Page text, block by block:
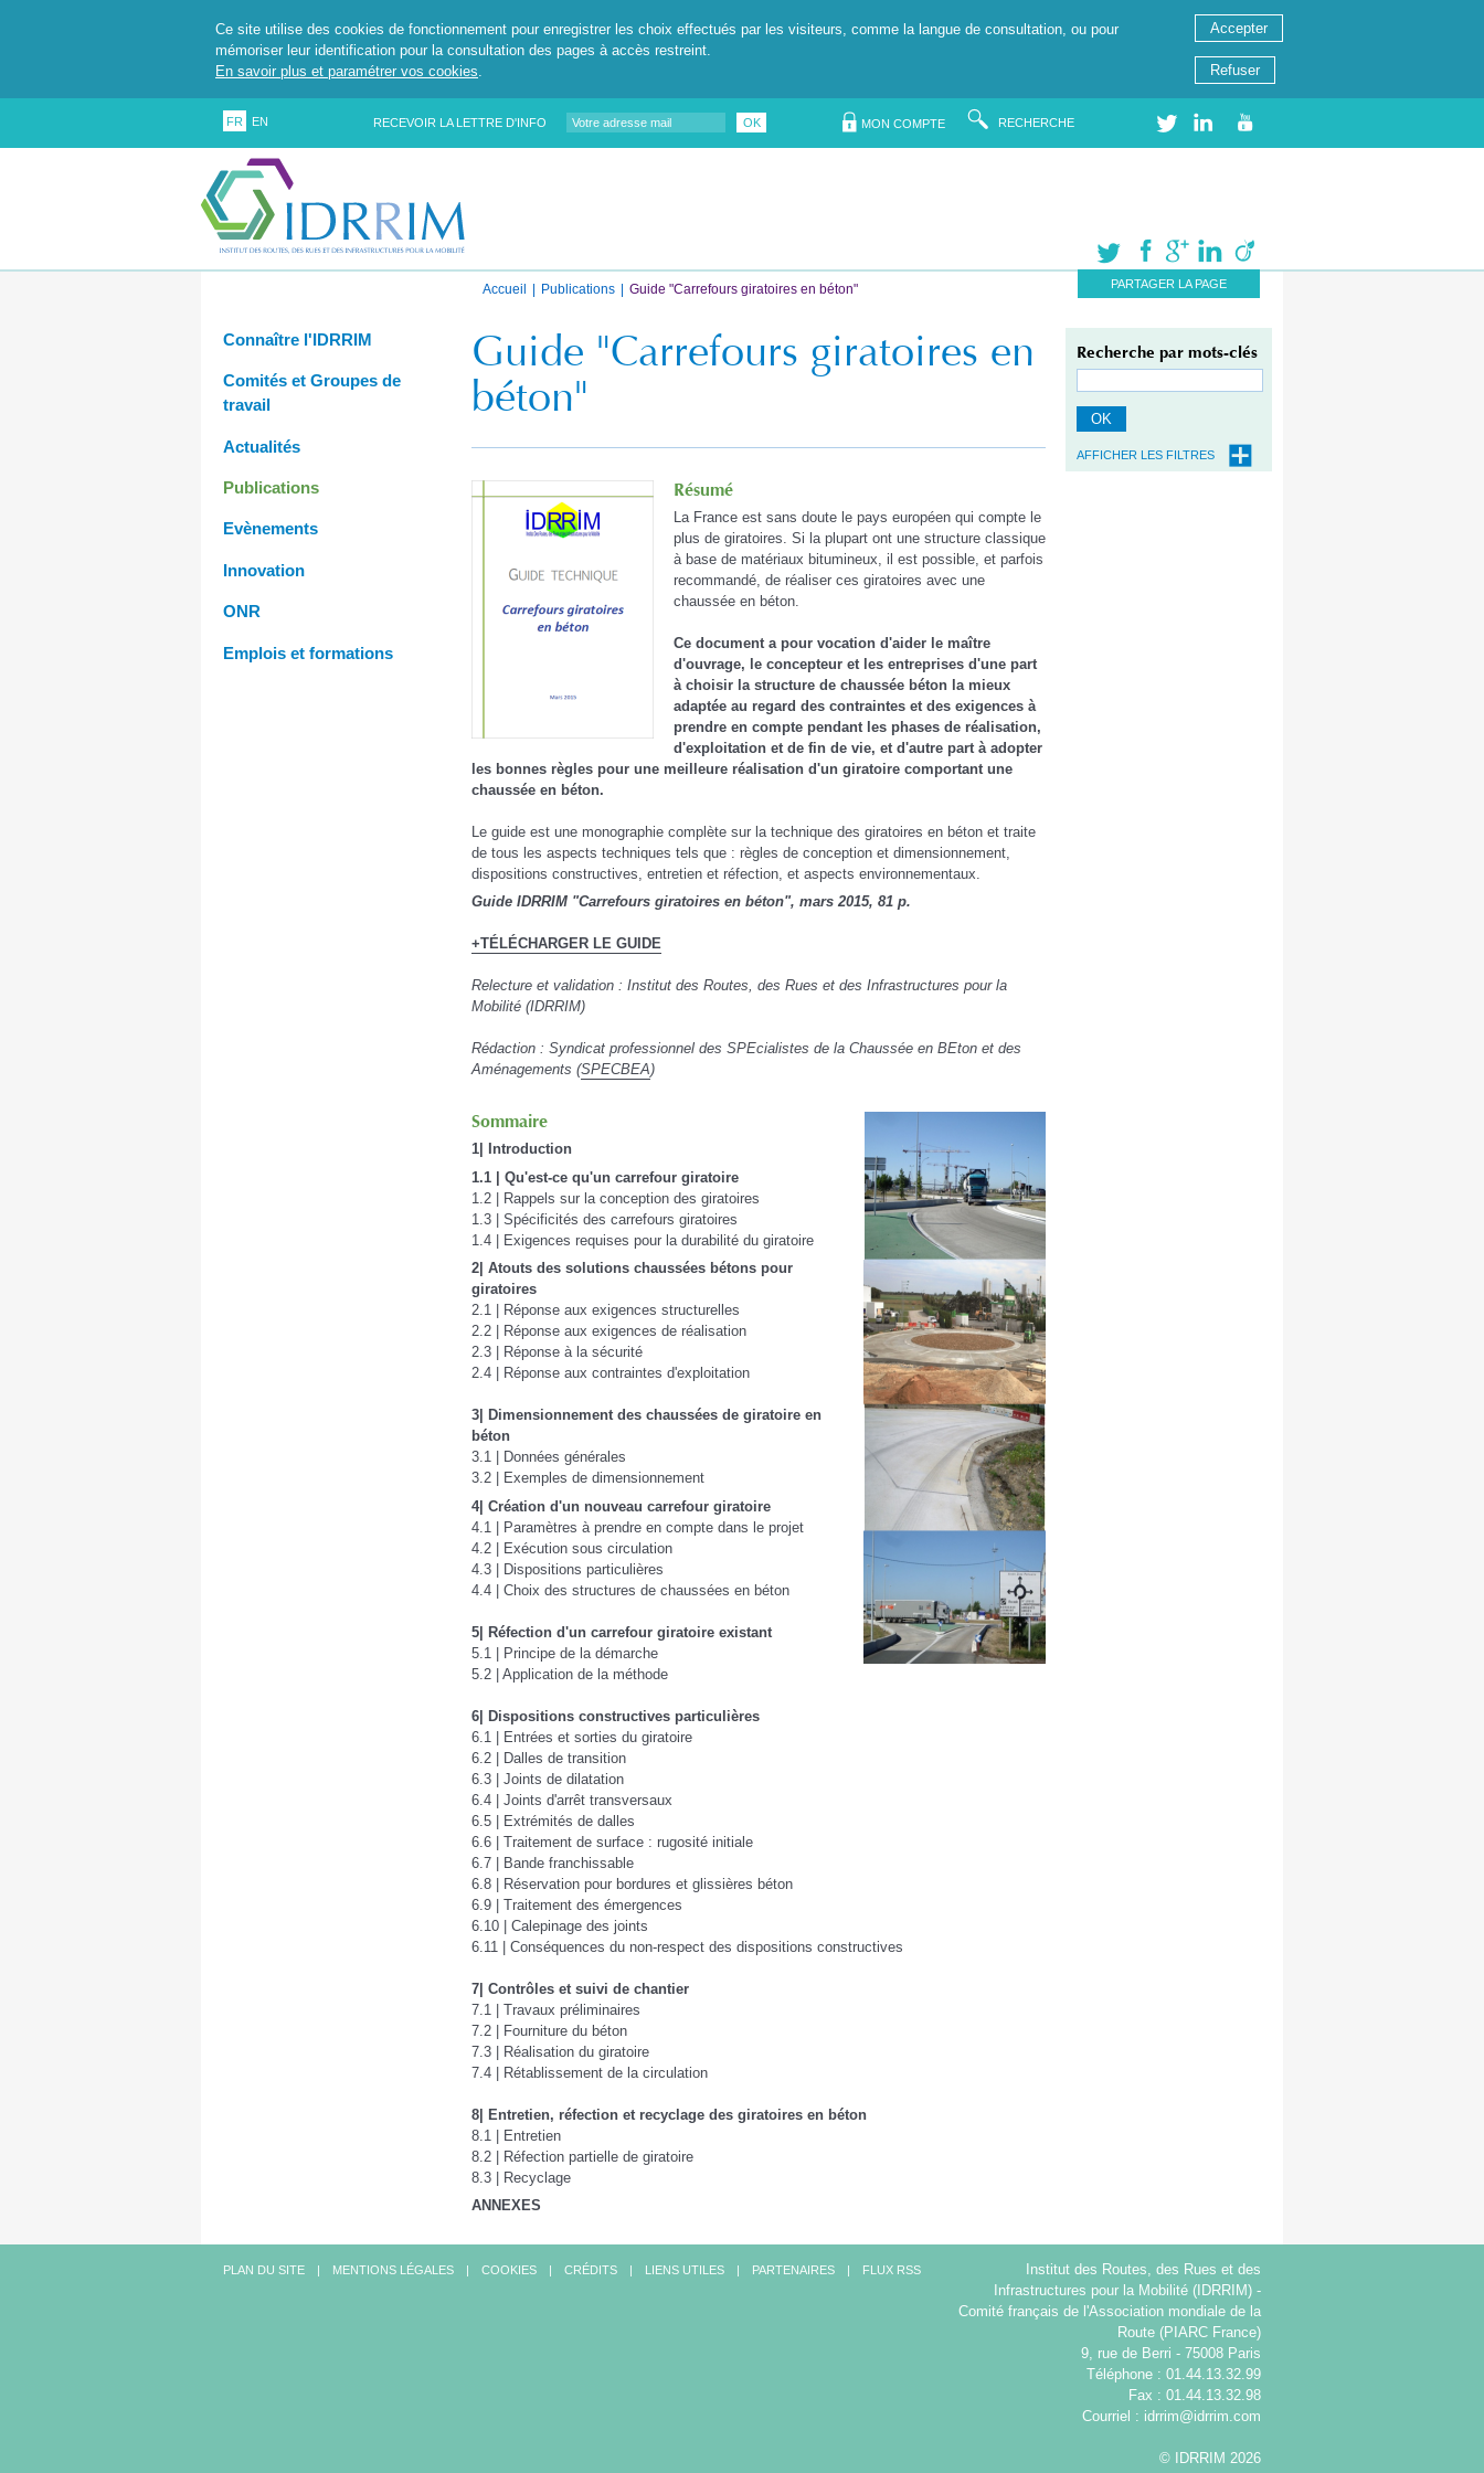
Ce site utilise des cookies de fonctionnement pour enregistrer les choix effectués par les visiteurs, comme la langue de consultation, ou pour
mémoriser leur identification pour la consultation des pages à accès restreint.
En savoir plus et paramétrer vos cookies
Accepter
Refuser
FR EN RECEVOIR LA LETTRE D'INFO OK MON COMPTE RECHERCHE
PARTAGER LA PAGE
Accueil Publications Guide "Carrefours giratoires en béton"
Connaître l'IDRRIM
Comités et Groupes de
travail
Actualités
Publications
Evènements
Innovation
ONR
Emplois et formations
Guide "Carrefours giratoires en
béton"
Résumé
La France est sans doute le pays européen qui compte le
plus de giratoires. Si la plupart ont une structure classique
à base de matériaux bitumineux, il est possible, et parfois
recommandé, de réaliser ces giratoires avec une
chaussée en béton.
Ce document a pour vocation d'aider le maître
d'ouvrage, le concepteur et les entreprises d'une part
à choisir la structure de chaussée béton la mieux
adaptée au regard des contraintes et des exigences à
prendre en compte pendant les phases de réalisation,
d'exploitation et de fin de vie, et d'autre part à adopter
les bonnes règles pour une meilleure réalisation d'un giratoire comportant une
chaussée en béton.
Le guide est une monographie complète sur la technique des giratoires en béton et traite
de tous les aspects techniques tels que : règles de conception et dimensionnement,
dispositions constructives, entretien et réfection, et aspects environnementaux.
Guide IDRRIM "Carrefours giratoires en béton", mars 2015, 81 p.
+TÉLÉCHARGER LE GUIDE
Relecture et validation : Institut des Routes, des Rues et des Infrastructures pour la
Mobilité (IDRRIM)
Rédaction : Syndicat professionnel des SPEcialistes de la Chaussée en BEton et des
Aménagements (SPECBEA)
Sommaire
1| Introduction
1.1 | Qu'est-ce qu'un carrefour giratoire
1.2 | Rappels sur la conception des giratoires
1.3 | Spécificités des carrefours giratoires
1.4 | Exigences requises pour la durabilité du giratoire
2| Atouts des solutions chaussées bétons pour
giratoires
2.1 | Réponse aux exigences structurelles
2.2 | Réponse aux exigences de réalisation
2.3 | Réponse à la sécurité
2.4 | Réponse aux contraintes d'exploitation
3| Dimensionnement des chaussées de giratoire en
béton
3.1 | Données générales
3.2 | Exemples de dimensionnement
4| Création d'un nouveau carrefour giratoire
4.1 | Paramètres à prendre en compte dans le projet
4.2 | Exécution sous circulation
4.3 | Dispositions particulières
4.4 | Choix des structures de chaussées en béton
5| Réfection d'un carrefour giratoire existant
5.1 | Principe de la démarche
5.2 | Application de la méthode
6| Dispositions constructives particulières
6.1 | Entrées et sorties du giratoire
6.2 | Dalles de transition
6.3 | Joints de dilatation
6.4 | Joints d'arrêt transversaux
6.5 | Extrémités de dalles
6.6 | Traitement de surface : rugosité initiale
6.7 | Bande franchissable
6.8 | Réservation pour bordures et glissières béton
6.9 | Traitement des émergences
6.10 | Calepinage des joints
6.11 | Conséquences du non-respect des dispositions constructives
7| Contrôles et suivi de chantier
7.1 | Travaux préliminaires
7.2 | Fourniture du béton
7.3 | Réalisation du giratoire
7.4 | Rétablissement de la circulation
8| Entretien, réfection et recyclage des giratoires en béton
8.1 | Entretien
8.2 | Réfection partielle de giratoire
8.3 | Recyclage
ANNEXES
Recherche par mots-clés
OK
AFFICHER LES FILTRES
PLAN DU SITE MENTIONS LÉGALES COOKIES CRÉDITS LIENS UTILES PARTENAIRES FLUX RSS
Institut des Routes, des Rues et des
Infrastructures pour la Mobilité (IDRRIM) -
Comité français de l'Association mondiale de la
Route (PIARC France)
9, rue de Berri - 75008 Paris
Téléphone : 01.44.13.32.99
Fax : 01.44.13.32.98
Courriel : idrrim@idrrim.com
© IDRRIM 2026